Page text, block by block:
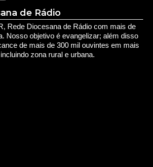
de Rádio
Rede Diocesana de Rádio com mais de
Nosso objetivo é evangelizar; além disso
de mais de 300 mil ouvintes em mais
zona rural e urbana.